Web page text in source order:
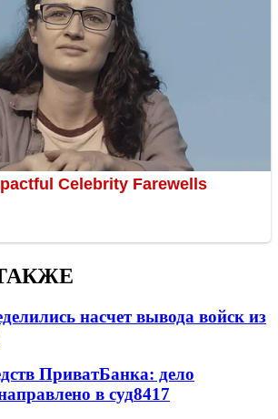
насчет вывода войск из
ПриватБанка: дело
в суд8417